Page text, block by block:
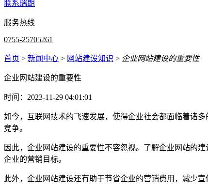
联系瑞朗
服务热线
0755-25705261
首页 > 新闻中心 > 网站建设知识 > 企业网站建设的重要性
企业网站建设的重要性
时间：2023-11-29 04:01:01
如今，互联网技术的飞速发展，使得企业社会都面临着诸
竞争。
因此，企业网站建设的重要性不容忽视。了解企业网站的
企业的营销目标。
此外，企业网站建设还有助于节省企业的营销费用，减少